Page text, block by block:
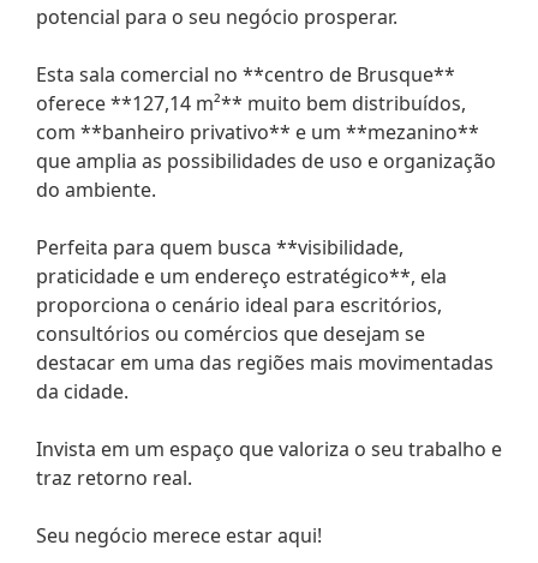
potencial para o seu negócio prosperar.
Esta sala comercial no **centro de Brusque**
oferece **127,14 m²** muito bem distribuídos,
com **banheiro privativo** e um **mezanino**
que amplia as possibilidades de uso e organização
do ambiente.
Perfeita para quem busca **visibilidade,
praticidade e um endereço estratégico**, ela
proporciona o cenário ideal para escritórios,
consultórios ou comércios que desejam se
destacar em uma das regiões mais movimentadas
da cidade.
Invista em um espaço que valoriza o seu trabalho e
traz retorno real.
Seu negócio merece estar aqui!